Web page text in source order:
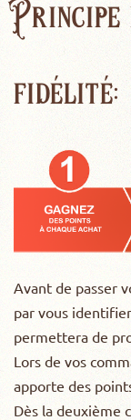
fidélité:
Avant de passer
par vous
permettera de
Lors de vos
apporte des
Dès la deuxième